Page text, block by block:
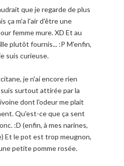
que je regarde de plus
ça m'a l'air d'être une
femme mure. XD Et au
plutôt fournis... :P M'enfin,
suis curieuse.
je n'ai encore rien
surtout attirée par la
dont l'odeur me plait
Qu'est-ce que ça sent
:D (enfin, à mes narines,
Et le pot est trop meugnon,
petite pomme rosée.